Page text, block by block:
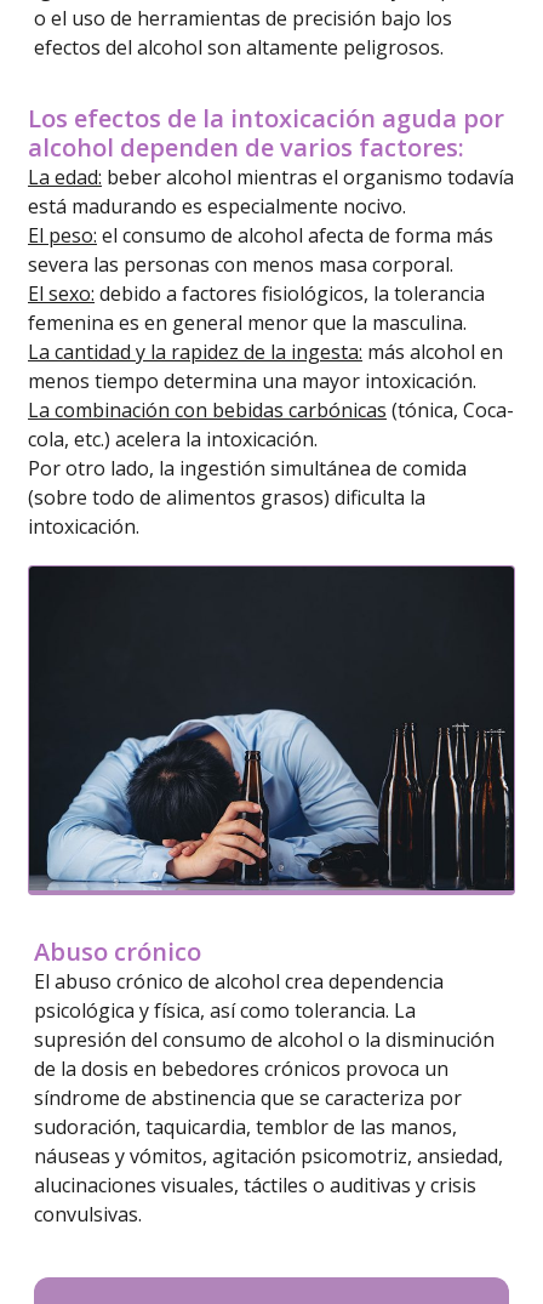
o el uso de herramientas de precisión bajo los
efectos del alcohol son altamente peligrosos.
Los efectos de la intoxicación aguda por
alcohol dependen de varios factores:
La edad: beber alcohol mientras el organismo todavía
está madurando es especialmente nocivo.
El peso: el consumo de alcohol afecta de forma más
severa las personas con menos masa corporal.
El sexo: debido a factores fisiológicos, la tolerancia
femenina es en general menor que la masculina.
La cantidad y la rapidez de la ingesta: más alcohol en
menos tiempo determina una mayor intoxicación.
La combinación con bebidas carbónicas (tónica, Coca-
cola, etc.) acelera la intoxicación.
Por otro lado, la ingestión simultánea de comida
(sobre todo de alimentos grasos) dificulta la
intoxicación.
Abuso crónico
El abuso crónico de alcohol crea dependencia
psicológica y física, así como tolerancia. La
supresión del consumo de alcohol o la disminución
de la dosis en bebedores crónicos provoca un
síndrome de abstinencia que se caracteriza por
sudoración, taquicardia, temblor de las manos,
náuseas y vómitos, agitación psicomotriz, ansiedad,
alucinaciones visuales, táctiles o auditivas y crisis
convulsivas.